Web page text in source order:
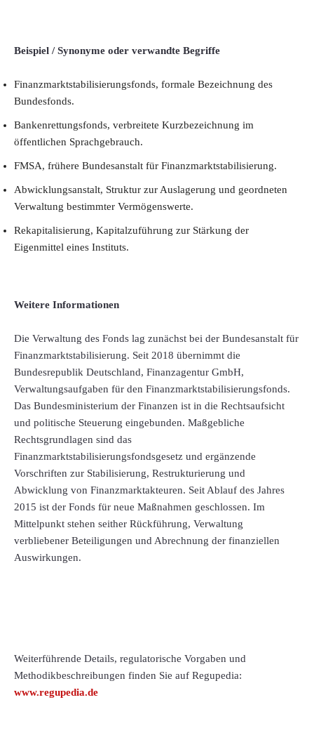
Beispiel / Synonyme oder verwandte Begriffe
Finanzmarktstabilisierungsfonds, formale Bezeichnung des
Bundesfonds.
Bankenrettungsfonds, verbreitete Kurzbezeichnung im
öffentlichen Sprachgebrauch.
FMSA, frühere Bundesanstalt für Finanzmarktstabilisierung.
Abwicklungsanstalt, Struktur zur Auslagerung und geordneten
Verwaltung bestimmter Vermögenswerte.
Rekapitalisierung, Kapitalzuführung zur Stärkung der
Eigenmittel eines Instituts.
Weitere Informationen
Die Verwaltung des Fonds lag zunächst bei der Bundesanstalt für
Finanzmarktstabilisierung. Seit 2018 übernimmt die
Bundesrepublik Deutschland, Finanzagentur GmbH,
Verwaltungsaufgaben für den Finanzmarktstabilisierungsfonds.
Das Bundesministerium der Finanzen ist in die Rechtsaufsicht
und politische Steuerung eingebunden. Maßgebliche
Rechtsgrundlagen sind das
Finanzmarktstabilisierungsfondsgesetz und ergänzende
Vorschriften zur Stabilisierung, Restrukturierung und
Abwicklung von Finanzmarktakteuren. Seit Ablauf des Jahres
2015 ist der Fonds für neue Maßnahmen geschlossen. Im
Mittelpunkt stehen seither Rückführung, Verwaltung
verbliebener Beteiligungen und Abrechnung der finanziellen
Auswirkungen.
Weiterführende Details, regulatorische Vorgaben und
Methodikbeschreibungen finden Sie auf Regupedia:
www.regupedia.de